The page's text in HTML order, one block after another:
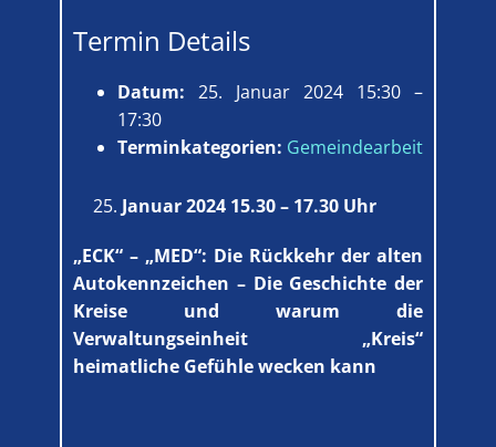
Termin Details
Datum: 25. Januar 2024 15:30 –
17:30
Terminkategorien: Gemeindearbeit
Januar 2024 15.30 – 17.30 Uhr
„ECK“ – „MED“: Die Rückkehr der alten
Autokennzeichen – Die Geschichte der
Kreise und warum die
Verwaltungseinheit „Kreis“
heimatliche Gefühle wecken kann